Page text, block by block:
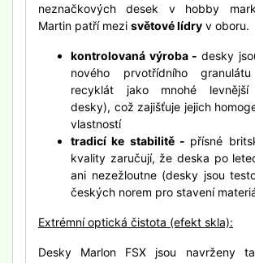
neznačkových desek v hobby
Martin patří mezi světové lídry v oboru.
kontrolovaná výroba - desky
nového prvotřídního
recyklát jako mnohé levnější
desky), což zajišťuje jejich
vlastností
tradicí ke stabilitě - přísné
kvality zaručují, že deska po
ani nezežloutne (desky jsou
českých norem pro stavení
Extrémní optická čistota (efekt skla):
Desky Marlon FSX jsou navrženy